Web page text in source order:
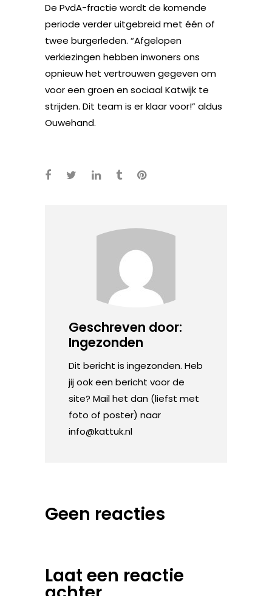
De PvdA-fractie wordt de komende
periode verder uitgebreid met één of
twee burgerleden. “Afgelopen
verkiezingen hebben inwoners ons
opnieuw het vertrouwen gegeven om
voor een groen en sociaal Katwijk te
strijden. Dit team is er klaar voor!” aldus
Ouwehand.
Geschreven door:
Ingezonden
Dit bericht is ingezonden. Heb
jij ook een bericht voor de
site? Mail het dan (liefst met
foto of poster) naar
info@kattuk.nl
Geen reacties
Laat een reactie